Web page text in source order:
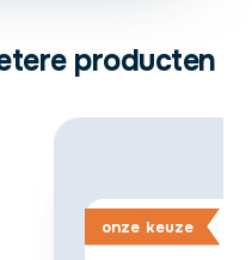
producten
onze keuze